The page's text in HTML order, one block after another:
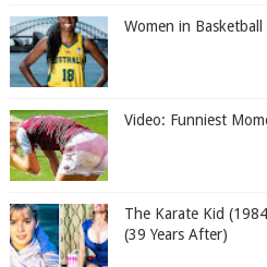
Women in
Video: Funniest
The Karate Kid
(39 Years After)